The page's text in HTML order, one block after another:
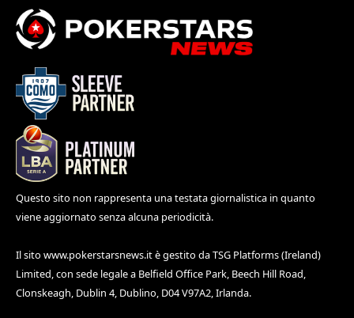
Questo sito non rappresenta una testata giornalistica in quanto
viene aggiornato senza alcuna periodicità.
Il sito www.pokerstarsnews.itè gestito da TSG Platforms (Ireland)
Limited, con sede legale a Belfield Office Park, Beech Hill Road,
Clonskeagh, Dublin 4, Dublino, D04 V97A2, Irlanda.